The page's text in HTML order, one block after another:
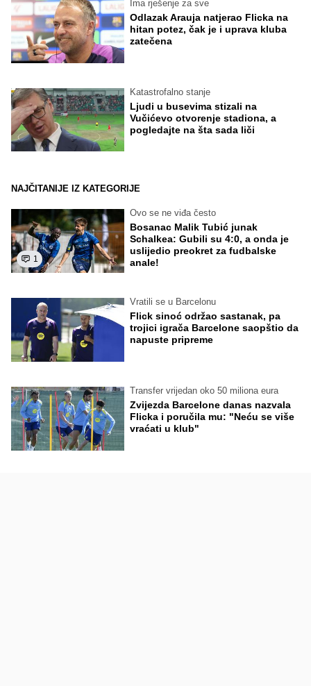
Ima rješenje za sve
Odlazak Arauja natjerao Flicka na
hitan potez, čak je i uprava kluba
zatečena
Katastrofalno stanje
Ljudi u busevima stizali na
Vučićevo otvorenje stadiona, a
pogledajte na šta sada liči
NAJČITANIJE IZ KATEGORIJE
1
Ovo se ne viđa često
Bosanac Malik Tubić junak
Schalkea: Gubili su 4:0, a onda je
uslijedio preokret za fudbalske
anale!
Vratili se u Barcelonu
Flick sinoć održao sastanak, pa
trojici igrača Barcelone saopštio da
napuste pripreme
Transfer vrijedan oko 50 miliona eura
Zvijezda Barcelone danas nazvala
Flicka i poručila mu: "Neću se više
vraćati u klub"